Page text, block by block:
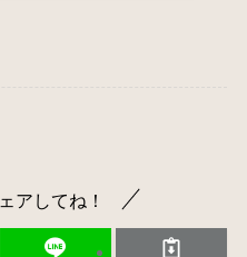
アしてね！